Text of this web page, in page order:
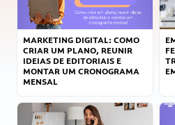
MARKETING DIGITAL: COMO
CRIAR UM PLANO, REUNIR
IDEIAS DE EDITORIAIS E
MONTAR UM CRONOGRAMA
MENSAL